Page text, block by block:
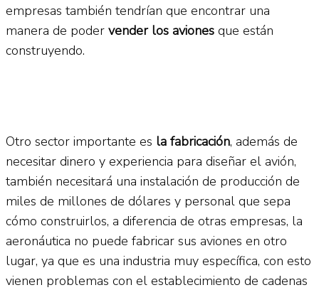
empresas también tendrían que encontrar una
manera de poder vender los aviones que están
construyendo.
Otro sector importante es la fabricación, además de
necesitar dinero y experiencia para diseñar el avión,
también necesitará una instalación de producción de
miles de millones de dólares y personal que sepa
cómo construirlos, a diferencia de otras empresas, la
aeronáutica no puede fabricar sus aviones en otro
lugar, ya que es una industria muy específica, con esto
vienen problemas con el establecimiento de cadenas